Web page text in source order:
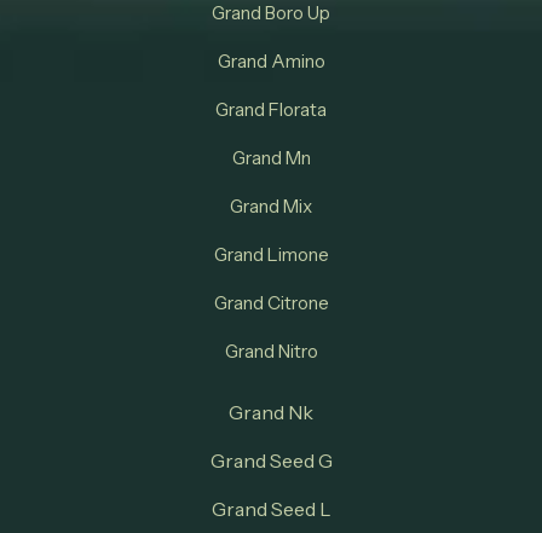
Grand Boro Up
Grand Amino
Grand Florata
Grand Mn
Grand Mix
Grand Limone
Grand Citrone
Grand Nitro
Grand Nk
Grand Seed G
Grand Seed L